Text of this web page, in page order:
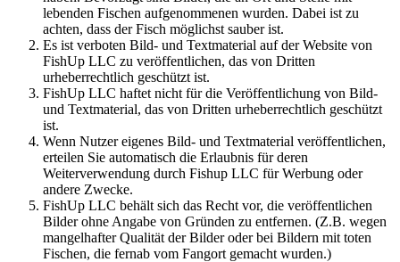
lebenden Fischen aufgenommenen wurden. Dabei ist zu
achten, dass der Fisch möglichst sauber ist.
Es ist verboten Bild- und Textmaterial auf der Website von
FishUp LLC zu veröffentlichen, das von Dritten
urheberrechtlich geschützt ist.
FishUp LLC haftet nicht für die Veröffentlichung von Bild-
und Textmaterial, das von Dritten urheberrechtlich geschützt
ist.
Wenn Nutzer eigenes Bild- und Textmaterial veröffentlichen,
erteilen Sie automatisch die Erlaubnis für deren
Weiterverwendung durch Fishup LLC für Werbung oder
andere Zwecke.
FishUp LLC behält sich das Recht vor, die veröffentlichen
Bilder ohne Angabe von Gründen zu entfernen. (Z.B. wegen
mangelhafter Qualität der Bilder oder bei Bildern mit toten
Fischen, die fernab vom Fangort gemacht wurden.)